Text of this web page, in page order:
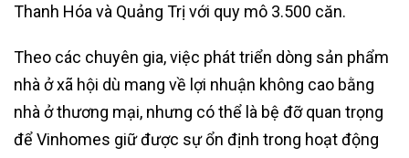
Thanh Hóa và Quảng Trị với quy mô 3.500 căn.
Theo các chuyên gia, việc phát triển dòng sản phẩm
nhà ở xã hội dù mang về lợi nhuận không cao bằng
nhà ở thương mại, nhưng có thể là bệ đỡ quan trọng
để Vinhomes giữ được sự ổn định trong hoạt động